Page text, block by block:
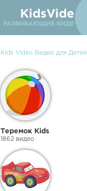
Kids Video Видео для Детей
Теремок Kids
1862 видео